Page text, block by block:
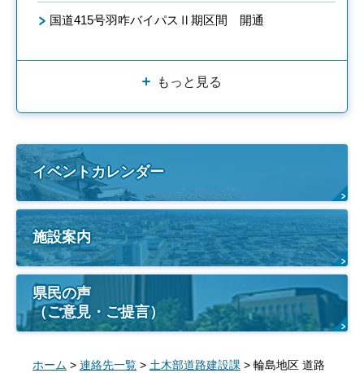
国道415号羽咋バイパスⅡ期区間 開通
もっと見る
イベントカレンダー
施設案内
県民の声
（ご意見・ご提言）
ホーム > 連絡先一覧 > 土木部道路建設課 > 輪島地区 道路